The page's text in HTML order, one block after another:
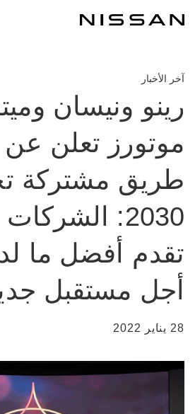
المحتوى
آخر الأخبار
رينو ونيسان
موتورز تعلن
طريق مشتركة
2030:
تقدم أفضل ما
أجل مستقبل
28 يناير 2022